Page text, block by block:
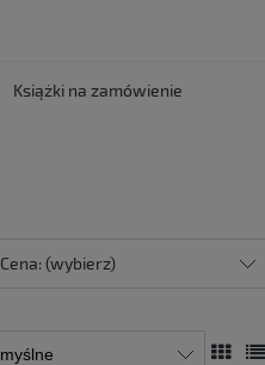
Książki na zamówienie
Cena: (wybierz)